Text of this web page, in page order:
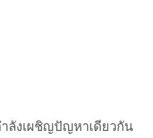
ลังเผชิญปัญหาเดียวกัน